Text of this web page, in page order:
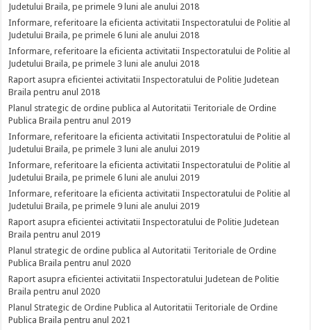
Judetului Braila, pe primele 9 luni ale anului 2018
Informare, referitoare la eficienta activitatii Inspectoratului de Politie al
Judetului Braila, pe primele 6 luni ale anului 2018
Informare, referitoare la eficienta activitatii Inspectoratului de Politie al
Judetului Braila, pe primele 3 luni ale anului 2018
Raport asupra eficientei activitatii Inspectoratului de Politie Judetean
Braila pentru anul 2018
Planul strategic de ordine publica al Autoritatii Teritoriale de Ordine
Publica Braila pentru anul 2019
Informare, referitoare la eficienta activitatii Inspectoratului de Politie al
Judetului Braila, pe primele 3 luni ale anului 2019
Informare, referitoare la eficienta activitatii Inspectoratului de Politie al
Judetului Braila, pe primele 6 luni ale anului 2019
Informare, referitoare la eficienta activitatii Inspectoratului de Politie al
Judetului Braila, pe primele 9 luni ale anului 2019
Raport asupra eficientei activitatii Inspectoratului de Politie Judetean
Braila pentru anul 2019
Planul strategic de ordine publica al Autoritatii Teritoriale de Ordine
Publica Braila pentru anul 2020
Raport asupra eficientei activitatii Inspectoratului Judetean de Politie
Braila pentru anul 2020
Planul Strategic de Ordine Publica al Autoritatii Teritoriale de Ordine
Publica Braila pentru anul 2021